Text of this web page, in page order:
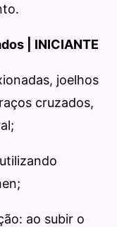
| INICIANTE
joelhos
cruzados,
ao subir o